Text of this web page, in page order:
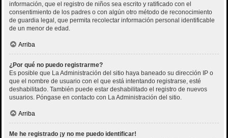
información, que el registro de niños sea escrito y ratificado con el
consentimiento de los padres o con algún otro método de reconocimiento
de guardia legal, que permita recolectar información personal identificable
de un menor de edad.
Arriba
¿Por qué no puedo registrarme?
Es posible que La Administración del sitio haya baneado su dirección IP o
que el nombre de usuario con el que está intentando registrarse, esté
deshabilitado. También puede estar deshabilitado el registro de nuevos
usuarios. Póngase en contacto con La Administración del sitio.
Arriba
Me he registrado ¡y no me puedo identificar!